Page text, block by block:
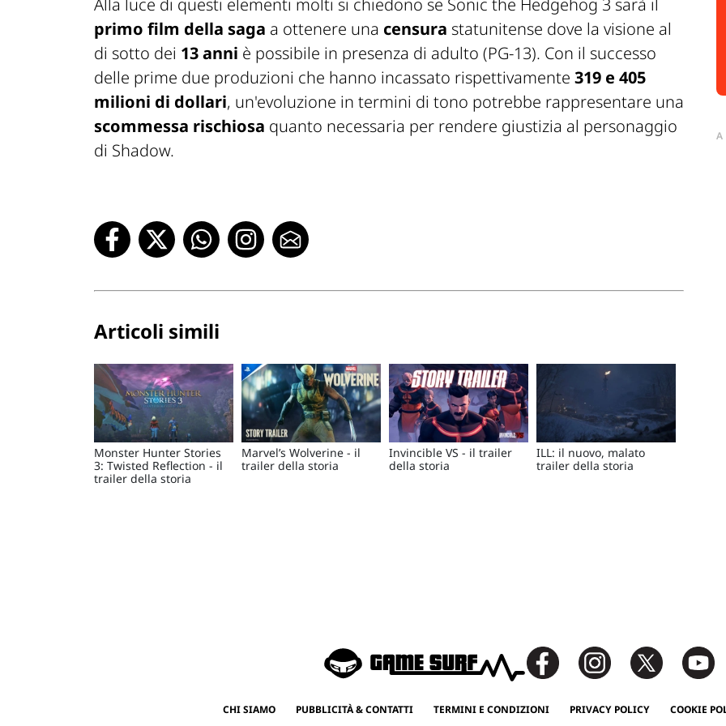
Alla luce di questi elementi molti si chiedono se Sonic the Hedgehog 3 sarà il
primo film della saga a ottenere una censura statunitense dove la visione al
di sotto dei 13 anni è possibile in presenza di adulto (PG-13). Con il successo
delle prime due produzioni che hanno incassato rispettivamente 319 e 405
milioni di dollari, un'evoluzione in termini di tono potrebbe rappresentare una
scommessa rischiosa quanto necessaria per rendere giustizia al personaggio
di Shadow.
Articoli simili
Monster Hunter Stories
3: Twisted Reflection - il
trailer della storia
Marvel’s Wolverine - il
trailer della storia
Invincible VS - il trailer
della storia
ILL: il nuovo, malato
trailer della storia
CHI SIAMO PUBBLICITÀ & CONTATTI TERMINI E CONDIZIONI PRIVACY POLICY COOKIE